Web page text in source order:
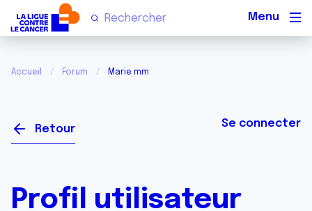
Accueil Forum Marie mm
Retour Se connecter
Profil utilisateur